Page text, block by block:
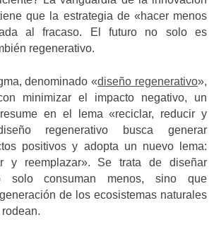
que la estrategia de «hacer menos
al fracaso. El futuro no solo es
regenerativo.
denominado «diseño regenerativo»,
minimizar el impacto negativo, un
en el lema «reciclar, reducir y
regenerativo busca generar
positivos y adopta un nuevo lema:
y reemplazar». Se trata de diseñar
solo consuman menos, sino que
de los ecosistemas naturales